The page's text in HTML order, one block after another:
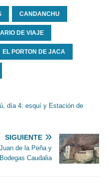
CANDANCHU
DE VIAJE
EL PORTON DE JACA
día 4: esquí y Estación de
SIGUIENTE
de la Peña y
Bodegas Caudalia